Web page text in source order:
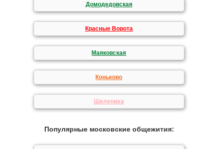
Домодедовская
Красные Ворота
Маяковская
Коньково
Шелепиха
Популярные московские общежития: